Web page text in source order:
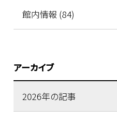
館内情報 (84)
アーカイブ
2026年の記事